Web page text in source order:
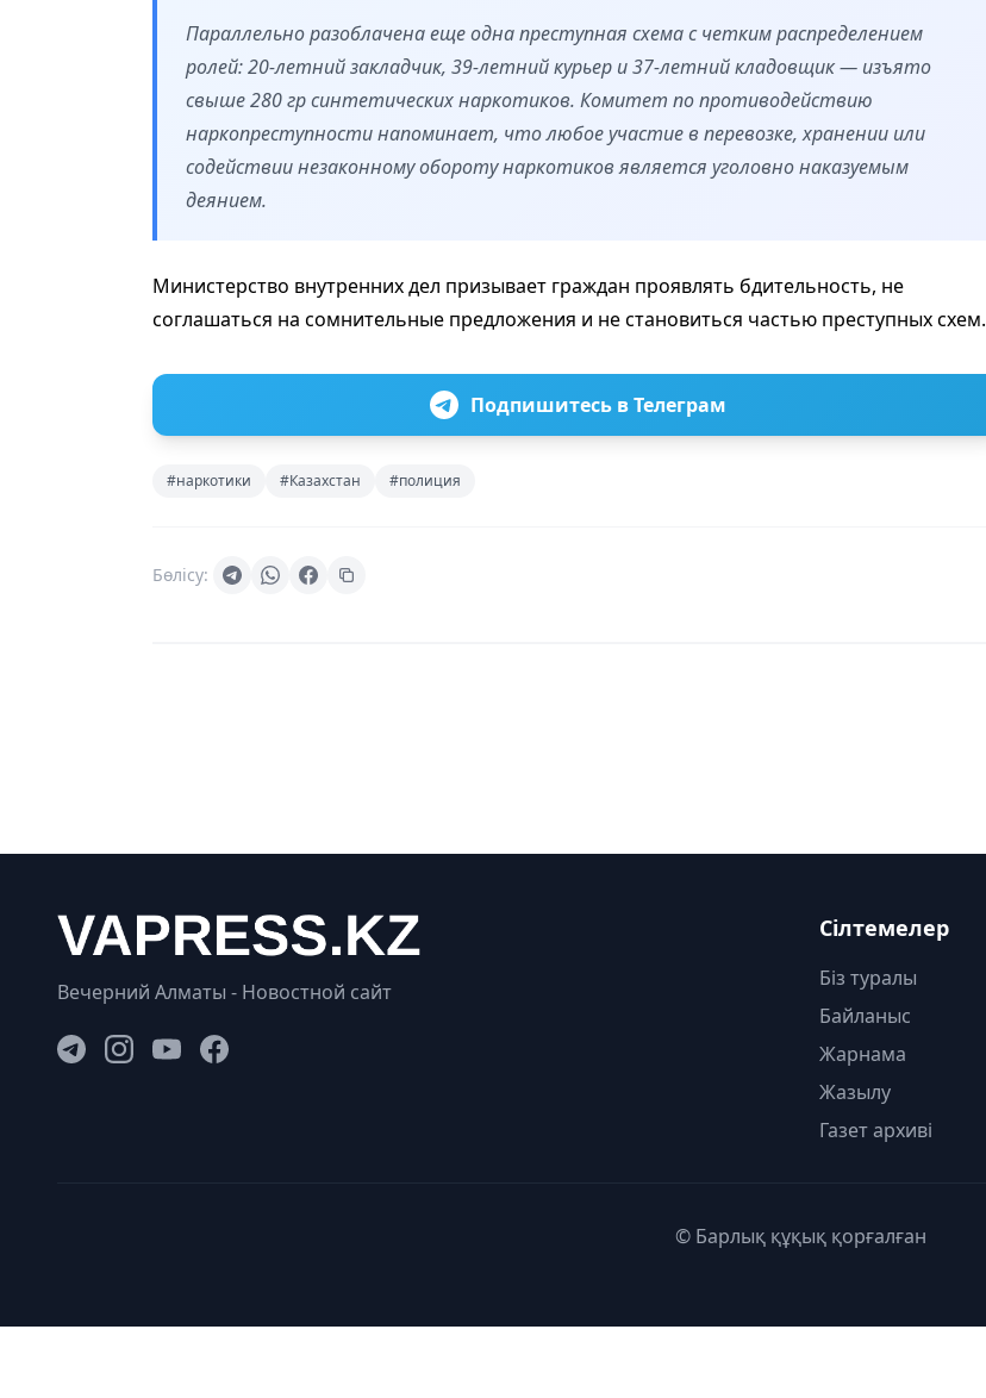
Параллельно разоблачена еще одна преступная схема с четким распределением
ролей: 20-летний закладчик, 39-летний курьер и 37-летний кладовщик — изъято
свыше 280 гр синтетических наркотиков. Комитет по противодействию
наркопреступности напоминает, что любое участие в перевозке, хранении или
содействии незаконному обороту наркотиков является уголовно наказуемым
деянием.
Министерство внутренних дел призывает граждан проявлять бдительность, не
соглашаться на сомнительные предложения и не становиться частью преступных схем.
Подпишитесь в Телеграм
#наркотики #Казахстан #полиция
Бөлісу:
Вечерний Алматы - Новостной сайт
Сілтемелер
Біз туралы
Байланыс
Жарнама
Жазылу
Газет архиві
© Барлық құқық қорғалған